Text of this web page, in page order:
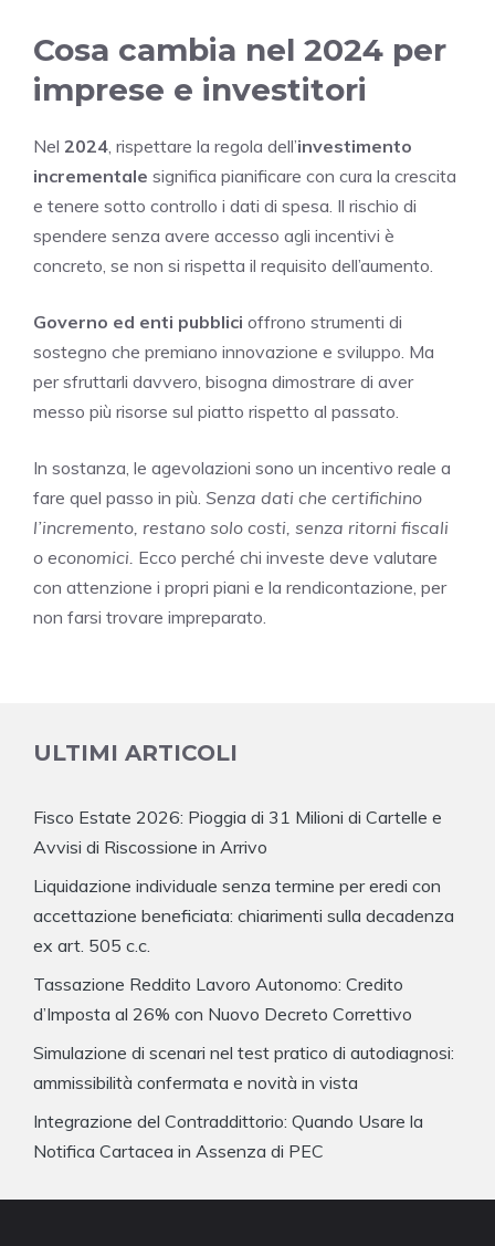
Cosa cambia nel 2024 per
imprese e investitori
Nel 2024 , rispettare la regola dell’investimento
incrementale significa pianificare con cura la crescita
e tenere sotto controllo i dati di spesa. Il rischio di
spendere senza avere accesso agli incentivi è
concreto, se non si rispetta il requisito dell’aumento.
Governo ed enti pubblici offrono strumenti di
sostegno che premiano innovazione e sviluppo. Ma
per sfruttarli davvero, bisogna dimostrare di aver
messo più risorse sul piatto rispetto al passato.
In sostanza, le agevolazioni sono un incentivo reale a
fare quel passo in più. Senza dati che certifichino
l’incremento, restano solo costi, senza ritorni fiscali
o economici. Ecco perché chi investe deve valutare
con attenzione i propri piani e la rendicontazione, per
non farsi trovare impreparato.
ULTIMI ARTICOLI
Fisco Estate 2026: Pioggia di 31 Milioni di Cartelle e
Avvisi di Riscossione in Arrivo
Liquidazione individuale senza termine per eredi con
accettazione beneficiata: chiarimenti sulla decadenza
ex art. 505 c.c.
Tassazione Reddito Lavoro Autonomo: Credito
d’Imposta al 26% con Nuovo Decreto Correttivo
Simulazione di scenari nel test pratico di autodiagnosi:
ammissibilità confermata e novità in vista
Integrazione del Contraddittorio: Quando Usare la
Notifica Cartacea in Assenza di PEC